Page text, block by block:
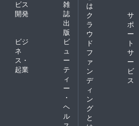
ビス
開発
雑
誌
出
版
ビジ
ネ
ス・
起業
ビ
ュ
ー
テ
ィ
ー
・
ヘ
ル
は
ク
ラ
ウ
ド
フ
ァ
ン
デ
ィ
ン
グ
と
サ
ポ
ー
ト
サ
ー
ビ
ス